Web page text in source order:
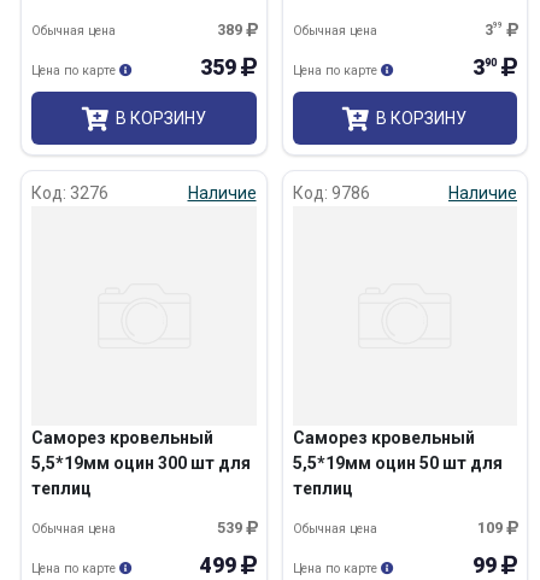
389
Обычная цена
359
Цена по карте
В КОРЗИНУ
399
Обычная цена
390
Цена по карте
В КОРЗИНУ
Код: 3276 Наличие
Саморез кровельный
5,5*19мм оцин 300 шт для
теплиц
539
Обычная цена
499
Цена по карте
Код: 9786 Наличие
Саморез кровельный
5,5*19мм оцин 50 шт для
теплиц
109
Обычная цена
99
Цена по карте